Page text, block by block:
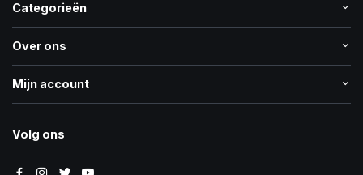
Categorieën
Over ons
Mijn account
Volg ons